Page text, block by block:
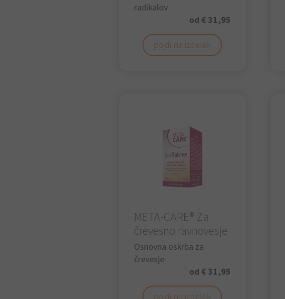
radikalov
od € 31,95
pojdi na izdelek
META-CARE® Za
črevesno ravnovesje
Osnovna oskrba za
črevesje
od € 31,95